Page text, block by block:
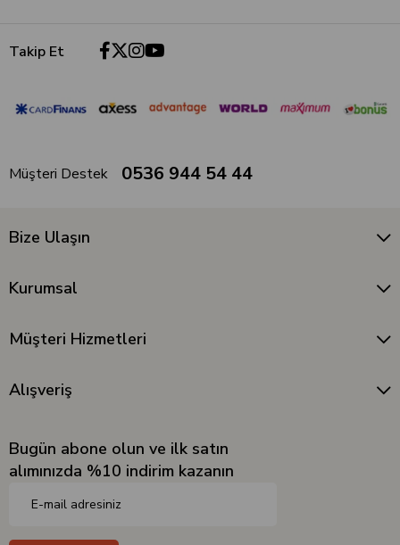
Takip Et
Müşteri Destek 0536 944 54 44
Bize Ulaşın
Kurumsal
Müşteri Hizmetleri
Alışveriş
Bugün abone olun ve ilk satın
alımınızda %10 indirim kazanın